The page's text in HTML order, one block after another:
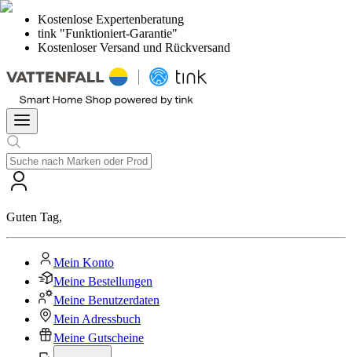
Kostenlose Expertenberatung
tink "Funktioniert-Garantie"
Kostenloser Versand und Rückversand
Guten Tag,
Mein Konto
Meine Bestellungen
Meine Benutzerdaten
Mein Adressbuch
Meine Gutscheine